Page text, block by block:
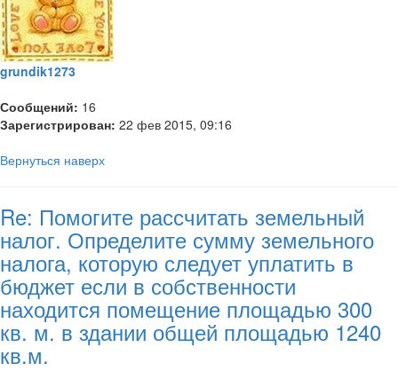
grundik1273
Сообщений: 16
Зарегистрирован: 22 фев 2015, 09:16
Вернуться наверх
Re: Помогите рассчитать земельный
налог. Определите сумму земельного
налога, которую следует уплатить в
бюджет если в собственности
находится помещение площадью 300
кв. м. в здании общей площадью 1240
кв.м.